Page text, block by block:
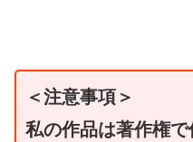
＜注意事項＞
私の作品は著作権